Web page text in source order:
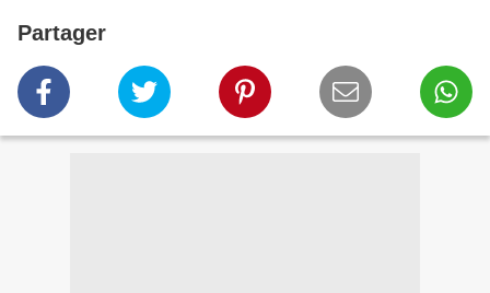
Partager